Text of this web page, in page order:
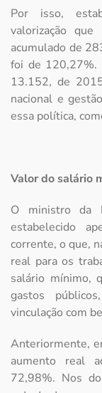
Por isso,
valorização
acumulado de
foi de 120,27%.
13.152, de
nacional e
essa política,
Valor do salário
O ministro da
estabelecido
corrente, o que,
real para os
salário mínimo,
gastos
vinculação com
Anteriormente,
aumento real
72,98%. Nos